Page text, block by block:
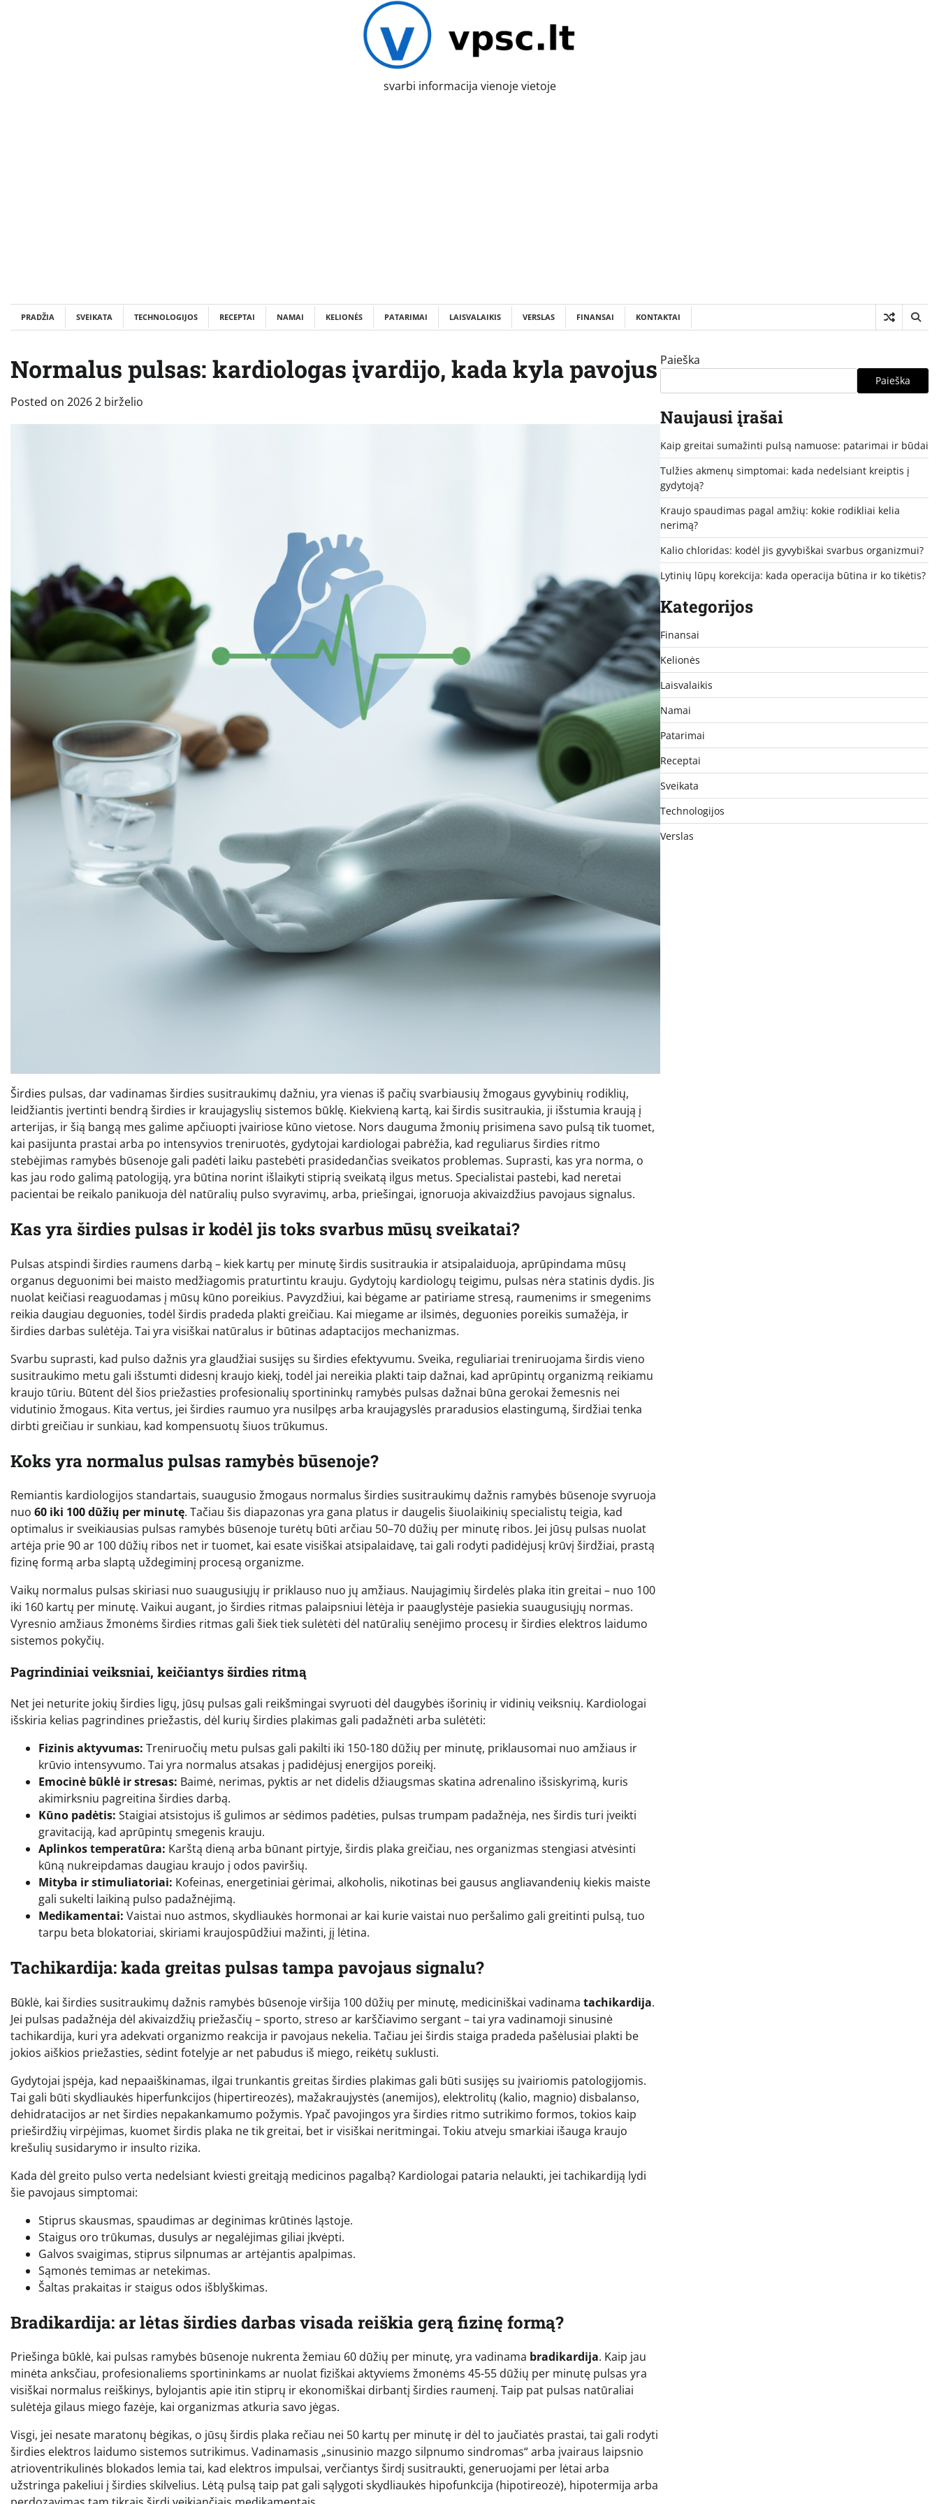
svarbi informacija vienoje vietoje
PRADŽIA SVEIKATA TECHNOLOGIJOS RECEPTAI NAMAI KELIONĖS PATARIMAI LAISVALAIKIS VERSLAS FINANSAI KONTAKTAI
Normalus pulsas: kardiologas įvardijo, kada kyla pavojus
Posted on 2026 2 birželio
Širdies pulsas, dar vadinamas širdies susitraukimų dažniu, yra vienas iš pačių svarbiausių žmogaus gyvybinių rodiklių,
leidžiantis įvertinti bendrą širdies ir kraujagyslių sistemos būklę. Kiekvieną kartą, kai širdis susitraukia, ji išstumia kraują į
arterijas, ir šią bangą mes galime apčiuopti įvairiose kūno vietose. Nors dauguma žmonių prisimena savo pulsą tik tuomet,
kai pasijunta prastai arba po intensyvios treniruotės, gydytojai kardiologai pabrėžia, kad reguliarus širdies ritmo
stebėjimas ramybės būsenoje gali padėti laiku pastebėti prasidedančias sveikatos problemas. Suprasti, kas yra norma, o
kas jau rodo galimą patologiją, yra būtina norint išlaikyti stiprią sveikatą ilgus metus. Specialistai pastebi, kad neretai
pacientai be reikalo panikuoja dėl natūralių pulso svyravimų, arba, priešingai, ignoruoja akivaizdžius pavojaus signalus.
Kas yra širdies pulsas ir kodėl jis toks svarbus mūsų sveikatai?
Pulsas atspindi širdies raumens darbą – kiek kartų per minutę širdis susitraukia ir atsipalaiduoja, aprūpindama mūsų
organus deguonimi bei maisto medžiagomis praturtintu krauju. Gydytojų kardiologų teigimu, pulsas nėra statinis dydis. Jis
nuolat keičiasi reaguodamas į mūsų kūno poreikius. Pavyzdžiui, kai bėgame ar patiriame stresą, raumenims ir smegenims
reikia daugiau deguonies, todėl širdis pradeda plakti greičiau. Kai miegame ar ilsimės, deguonies poreikis sumažėja, ir
širdies darbas sulėtėja. Tai yra visiškai natūralus ir būtinas adaptacijos mechanizmas.
Svarbu suprasti, kad pulso dažnis yra glaudžiai susijęs su širdies efektyvumu. Sveika, reguliariai treniruojama širdis vieno
susitraukimo metu gali išstumti didesnį kraujo kiekį, todėl jai nereikia plakti taip dažnai, kad aprūpintų organizmą reikiamu
kraujo tūriu. Būtent dėl šios priežasties profesionalių sportininkų ramybės pulsas dažnai būna gerokai žemesnis nei
vidutinio žmogaus. Kita vertus, jei širdies raumuo yra nusilpęs arba kraujagyslės praradusios elastingumą, širdžiai tenka
dirbti greičiau ir sunkiau, kad kompensuotų šiuos trūkumus.
Koks yra normalus pulsas ramybės būsenoje?
Remiantis kardiologijos standartais, suaugusio žmogaus normalus širdies susitraukimų dažnis ramybės būsenoje svyruoja
nuo 60 iki 100 dūžių per minutę. Tačiau šis diapazonas yra gana platus ir daugelis šiuolaikinių specialistų teigia, kad
optimalus ir sveikiausias pulsas ramybės būsenoje turėtų būti arčiau 50–70 dūžių per minutę ribos. Jei jūsų pulsas nuolat
artėja prie 90 ar 100 dūžių ribos net ir tuomet, kai esate visiškai atsipalaidavę, tai gali rodyti padidėjusį krūvį širdžiai, prastą
fizinę formą arba slaptą uždegiminį procesą organizme.
Vaikų normalus pulsas skiriasi nuo suaugusiųjų ir priklauso nuo jų amžiaus. Naujagimių širdelės plaka itin greitai – nuo 100
iki 160 kartų per minutę. Vaikui augant, jo širdies ritmas palaipsniui lėtėja ir paauglystėje pasiekia suaugusiųjų normas.
Vyresnio amžiaus žmonėms širdies ritmas gali šiek tiek sulėtėti dėl natūralių senėjimo procesų ir širdies elektros laidumo
sistemos pokyčių.
Pagrindiniai veiksniai, keičiantys širdies ritmą
Net jei neturite jokių širdies ligų, jūsų pulsas gali reikšmingai svyruoti dėl daugybės išorinių ir vidinių veiksnių. Kardiologai
išskiria kelias pagrindines priežastis, dėl kurių širdies plakimas gali padažnėti arba sulėtėti:
Fizinis aktyvumas: Treniruočių metu pulsas gali pakilti iki 150-180 dūžių per minutę, priklausomai nuo amžiaus ir
krūvio intensyvumo. Tai yra normalus atsakas į padidėjusį energijos poreikį.
Emocinė būklė ir stresas: Baimė, nerimas, pyktis ar net didelis džiaugsmas skatina adrenalino išsiskyrimą, kuris
akimirksniu pagreitina širdies darbą.
Kūno padėtis: Staigiai atsistojus iš gulimos ar sėdimos padėties, pulsas trumpam padažnėja, nes širdis turi įveikti
gravitaciją, kad aprūpintų smegenis krauju.
Aplinkos temperatūra: Karštą dieną arba būnant pirtyje, širdis plaka greičiau, nes organizmas stengiasi atvėsinti
kūną nukreipdamas daugiau kraujo į odos paviršių.
Mityba ir stimuliatoriai: Kofeinas, energetiniai gėrimai, alkoholis, nikotinas bei gausus angliavandenių kiekis maiste
gali sukelti laikiną pulso padažnėjimą.
Medikamentai: Vaistai nuo astmos, skydliaukės hormonai ar kai kurie vaistai nuo peršalimo gali greitinti pulsą, tuo
tarpu beta blokatoriai, skiriami kraujospūdžiui mažinti, jį lėtina.
Tachikardija: kada greitas pulsas tampa pavojaus signalu?
Būklė, kai širdies susitraukimų dažnis ramybės būsenoje viršija 100 dūžių per minutę, mediciniškai vadinama tachikardija.
Jei pulsas padažnėja dėl akivaizdžių priežasčių – sporto, streso ar karščiavimo sergant – tai yra vadinamoji sinusinė
tachikardija, kuri yra adekvati organizmo reakcija ir pavojaus nekelia. Tačiau jei širdis staiga pradeda pašėlusiai plakti be
jokios aiškios priežasties, sėdint fotelyje ar net pabudus iš miego, reikėtų suklusti.
Gydytojai įspėja, kad nepaaiškinamas, ilgai trunkantis greitas širdies plakimas gali būti susijęs su įvairiomis patologijomis.
Tai gali būti skydliaukės hiperfunkcijos (hipertireozės), mažakraujystės (anemijos), elektrolitų (kalio, magnio) disbalanso,
dehidratacijos ar net širdies nepakankamumo požymis. Ypač pavojingos yra širdies ritmo sutrikimo formos, tokios kaip
prieširdžių virpėjimas, kuomet širdis plaka ne tik greitai, bet ir visiškai neritmingai. Tokiu atveju smarkiai išauga kraujo
krešulių susidarymo ir insulto rizika.
Kada dėl greito pulso verta nedelsiant kviesti greitąją medicinos pagalbą? Kardiologai pataria nelaukti, jei tachikardiją lydi
šie pavojaus simptomai:
Stiprus skausmas, spaudimas ar deginimas krūtinės ląstoje.
Staigus oro trūkumas, dusulys ar negalėjimas giliai įkvėpti.
Galvos svaigimas, stiprus silpnumas ar artėjantis apalpimas.
Sąmonės temimas ar netekimas.
Šaltas prakaitas ir staigus odos išblyškimas.
Bradikardija: ar lėtas širdies darbas visada reiškia gerą fizinę formą?
Priešinga būklė, kai pulsas ramybės būsenoje nukrenta žemiau 60 dūžių per minutę, yra vadinama bradikardija. Kaip jau
minėta anksčiau, profesionaliems sportininkams ar nuolat fiziškai aktyviems žmonėms 45-55 dūžių per minutę pulsas yra
visiškai normalus reiškinys, bylojantis apie itin stiprų ir ekonomiškai dirbantį širdies raumenį. Taip pat pulsas natūraliai
sulėtėja gilaus miego fazėje, kai organizmas atkuria savo jėgas.
Visgi, jei nesate maratonų bėgikas, o jūsų širdis plaka rečiau nei 50 kartų per minutę ir dėl to jaučiatės prastai, tai gali rodyti
širdies elektros laidumo sistemos sutrikimus. Vadinamasis „sinusinio mazgo silpnumo sindromas“ arba įvairaus laipsnio
atrioventrikulinės blokados lemia tai, kad elektros impulsai, verčiantys širdį susitraukti, generuojami per lėtai arba
užstringa pakeliui į širdies skilvelius. Lėtą pulsą taip pat gali sąlygoti skydliaukės hipofunkcija (hipotireozė), hipotermija arba
Paieška
Paieška
Naujausi įrašai
Kaip greitai sumažinti pulsą namuose: patarimai ir būdai
Tulžies akmenų simptomai: kada nedelsiant kreiptis į
gydytoją?
Kraujo spaudimas pagal amžių: kokie rodikliai kelia
nerimą?
Kalio chloridas: kodėl jis gyvybiškai svarbus organizmui?
Lytinių lūpų korekcija: kada operacija būtina ir ko tikėtis?
Kategorijos
Finansai
Kelionės
Laisvalaikis
Namai
Patarimai
Receptai
Sveikata
Technologijos
Verslas